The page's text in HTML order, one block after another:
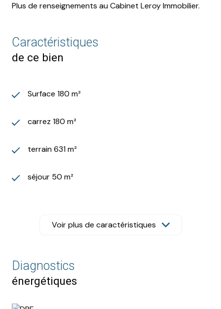
Plus de renseignements au Cabinet Leroy Immobilier.
Caractéristiques
de ce bien
Surface 180 m²
carrez 180 m²
terrain 631 m²
séjour 50 m²
1 salle(s) de bain
1 salle(s) d'eau
construit en 1990
Voir plus de caractéristiques
Diagnostics
énergétiques